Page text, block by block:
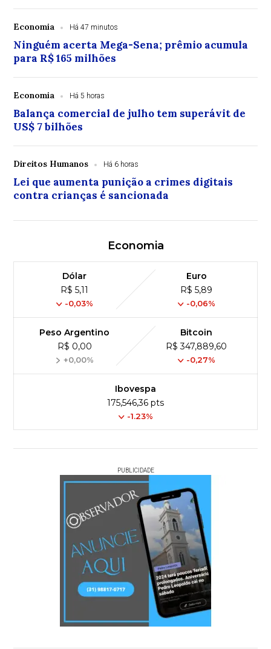
Economia Há 47 minutos
Ninguém acerta Mega-Sena; prêmio acumula
para R$ 165 milhões
Economia Há 5 horas
Balança comercial de julho tem superávit de
US$ 7 bilhões
Direitos Humanos Há 6 horas
Lei que aumenta punição a crimes digitais
contra crianças é sancionada
Economia
Dólar
R$ 5,11
-0,03%
Euro
R$ 5,89
-0,06%
Peso Argentino
R$ 0,00
+0,00%
Bitcoin
R$ 347,889,60
-0,27%
Ibovespa
175,546,36 pts
-1.23%
PUBLICIDADE